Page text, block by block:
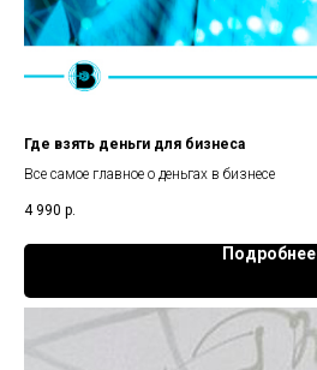
Где взять деньги для бизнеса
Все самое главное о деньгах в бизнесе
4 990 р.
Подробнее